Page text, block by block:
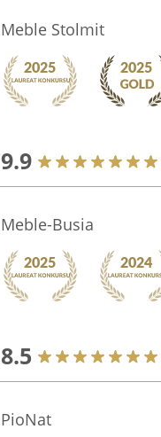
Meble Stolmit
9.9
Meble-Busia
8.5
PioNat